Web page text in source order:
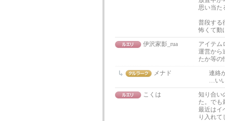
思い当た
普段する
怖くて
伊沢家影_rua
アイテム
運営から
たか等の
メナド
連絡
…い
こくは
知り合い
た。でも
最近はイ
り入れ